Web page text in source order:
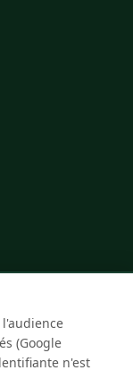
(Google
n'est